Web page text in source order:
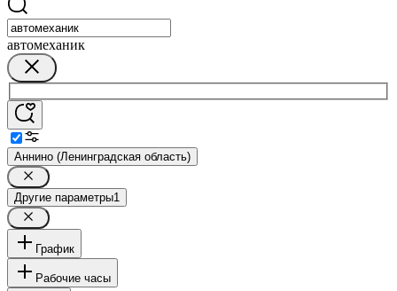
автомеханик
Аннино (Ленинградская область)
Другие параметры1
График
Рабочие часы